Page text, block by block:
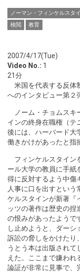
ノーマン・フィンケルスタ
検閲
教育
2007/4/17(Tue)
Video No.: 1
21分
米国を代表する反体
へのインタビュー第２
ノーム・チョムスキ
インの終身在職権（テ
後には、ハーバード大
働きかけがあったと指
フィンケルスタイン
ール大学の教員に手紙
得に反対するよう中傷
人事に口を出すとい
ケルスタインが新著『
ッツの著作は歴史の捏
の恨みがあったようで
し止めようと、ダーシ
訴訟の脅しをかけたり
うとう本は出版されて
えた。ここまで嫌われ
論証が非常に見事で、